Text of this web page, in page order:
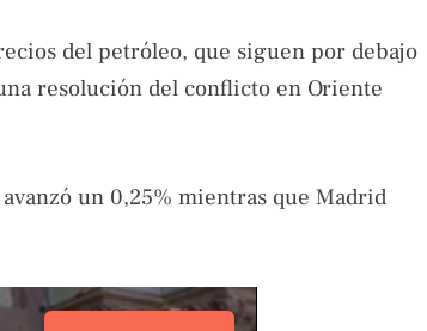
del petróleo, que siguen por debajo
resolución del conflicto en Oriente
un 0,25% mientras que Madrid